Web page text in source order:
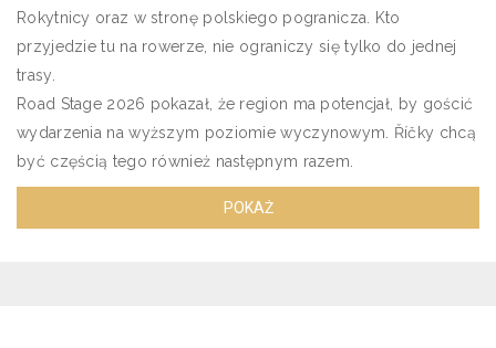
Rokytnicy oraz w stronę polskiego pogranicza. Kto
przyjedzie tu na rowerze, nie ograniczy się tylko do jednej
trasy.
Road Stage 2026 pokazał, że region ma potencjał, by gościć
wydarzenia na wyższym poziomie wyczynowym. Říčky chcą
być częścią tego również następnym razem.
POKAŻ